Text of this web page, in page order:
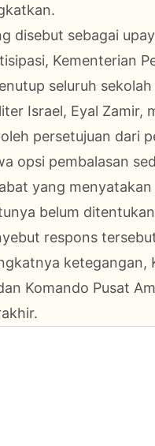
disebut sebagai
Kementerian
seluruh sekolah
Israel, Eyal Zamir,
persetujuan dari
opsi pembalasan
yang
belum
respons
ketegangan,
Komando Pusat